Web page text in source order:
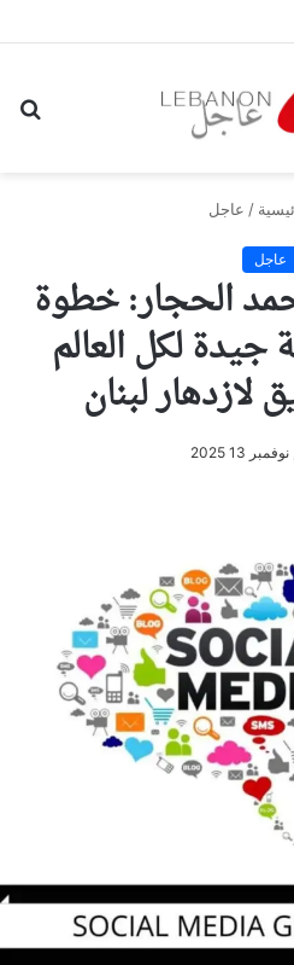
/ عاجل
عاجل
الحجار: خطوة
جيدة لكل العالم
لازدهار لبنان
13 2025